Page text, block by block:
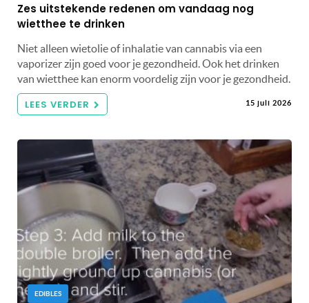
Zes uitstekende redenen om vandaag nog
wietthee te drinken
Niet alleen wietolie of inhalatie van cannabis via een
vaporizer zijn goed voor je gezondheid. Ook het drinken
van wietthee kan enorm voordelig zijn voor je gezondheid.
LEES VERDER 15 juli 2026
EDIBLES